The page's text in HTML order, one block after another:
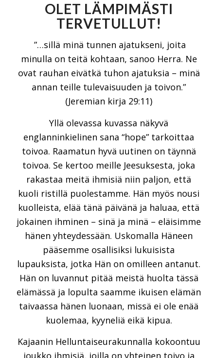
OLET LÄMPIMÄSTI
TERVETULLUT!
”…sillä minä tunnen ajatukseni, joita
minulla on teitä kohtaan, sanoo Herra. Ne
ovat rauhan eivätkä tuhon ajatuksia – minä
annan teille tulevaisuuden ja toivon.”
(Jeremian kirja 29:11)
Yllä olevassa kuvassa näkyvä
englanninkielinen sana “hope” tarkoittaa
toivoa. Raamatun hyvä uutinen on täynnä
toivoa. Se kertoo meille Jeesuksesta, joka
rakastaa meitä ihmisiä niin paljon, että
kuoli ristillä puolestamme. Hän myös nousi
kuolleista, elää tänä päivänä ja haluaa, että
jokainen ihminen – sinä ja minä – eläisimme
hänen yhteydessään. Uskomalla Häneen
pääsemme osallisiksi lukuisista
lupauksista, jotka Hän on omilleen antanut.
Hän on luvannut pitää meistä huolta tässä
elämässä ja lopulta saamme ikuisen elämän
taivaassa hänen luonaan, missä ei ole enää
kuolemaa, kyyneliä eikä kipua.
Kajaanin Helluntaiseurakunnalla kokoontuu
joukko ihmisiä, joilla on yhteinen toivo ja